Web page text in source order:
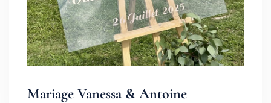
Mariage Vanessa & Antoine